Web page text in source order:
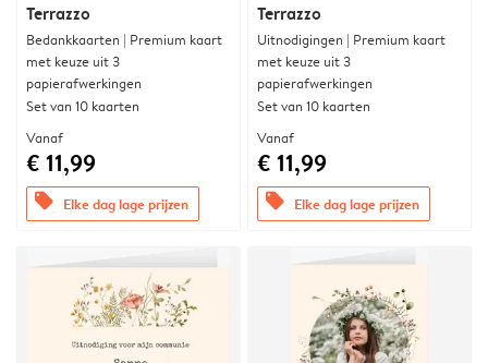
Terrazzo
Bedankkaarten | Premium kaart
met keuze uit 3
papierafwerkingen
Set van 10 kaarten
Vanaf
€ 11,99
offers Elke dag lage prijzen
Terrazzo
Uitnodigingen | Premium kaart
met keuze uit 3
papierafwerkingen
Set van 10 kaarten
Vanaf
€ 11,99
offers Elke dag lage prijzen